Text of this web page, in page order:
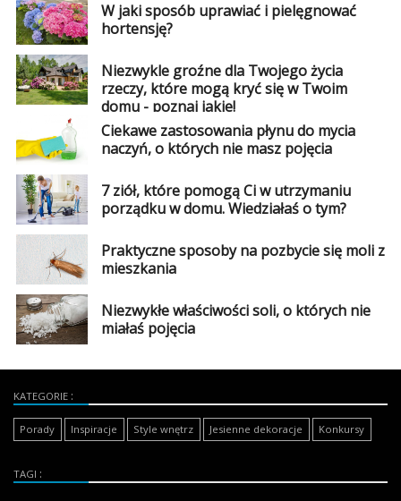
W jaki sposób uprawiać i pielęgnować
hortensję?
Niezwykle groźne dla Twojego życia
rzeczy, które mogą kryć się w Twoim
domu - poznaj jakie!
Ciekawe zastosowania płynu do mycia
naczyń, o których nie masz pojęcia
7 ziół, które pomogą Ci w utrzymaniu
porządku w domu. Wiedziałaś o tym?
Praktyczne sposoby na pozbycie się moli z
mieszkania
Niezwykłe właściwości soli, o których nie
miałaś pojęcia
KATEGORIE
Porady Inspiracje Style wnętrz Jesienne dekoracje Konkursy
TAGI